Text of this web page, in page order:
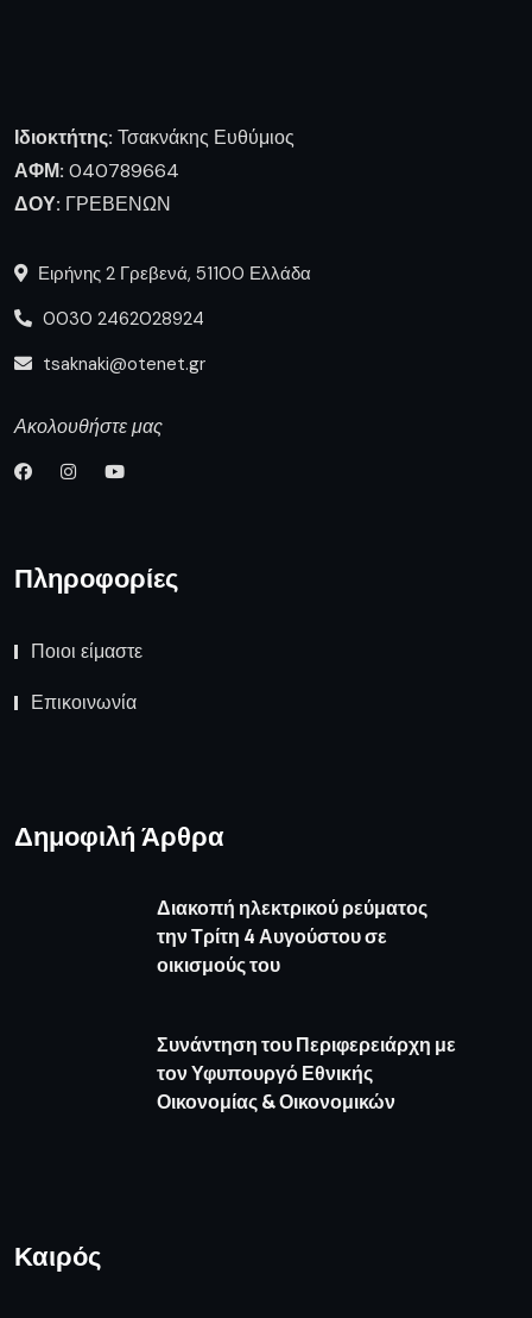
Ιδιοκτήτης: Τσακνάκης Ευθύμιος
ΑΦΜ: 040789664
ΔΟΥ: ΓΡΕΒΕΝΩΝ
Ειρήνης 2 Γρεβενά, 51100 Ελλάδα
0030 2462028924
tsaknaki@otenet.gr
Ακολουθήστε μας
Πληροφορίες
Ποιοι είμαστε
Επικοινωνία
Δημοφιλή Άρθρα
Διακοπή ηλεκτρικού ρεύματος
την Τρίτη 4 Αυγούστου σε
οικισμούς του
Συνάντηση του Περιφερειάρχη με
τον Υφυπουργό Εθνικής
Οικονομίας & Οικονομικών
Καιρός